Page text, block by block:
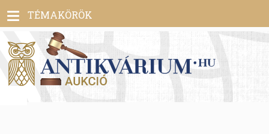
Toggle
navigation
TÉMAKÖRÖK